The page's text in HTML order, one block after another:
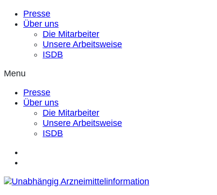
Presse
Über uns
Die Mitarbeiter
Unsere Arbeitsweise
ISDB
Menu
Presse
Über uns
Die Mitarbeiter
Unsere Arbeitsweise
ISDB